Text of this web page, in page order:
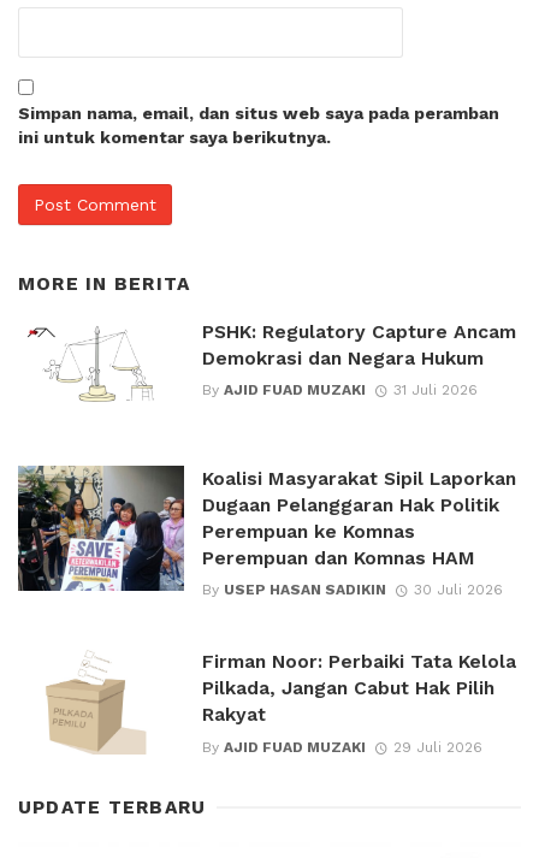
Simpan nama, email, dan situs web saya pada peramban
ini untuk komentar saya berikutnya.
MORE IN BERITA
PSHK: Regulatory Capture Ancam
Demokrasi dan Negara Hukum
By AJID FUAD MUZAKI 31 Juli 2026
Koalisi Masyarakat Sipil Laporkan
Dugaan Pelanggaran Hak Politik
Perempuan ke Komnas
Perempuan dan Komnas HAM
By USEP HASAN SADIKIN 30 Juli 2026
Firman Noor: Perbaiki Tata Kelola
Pilkada, Jangan Cabut Hak Pilih
Rakyat
By AJID FUAD MUZAKI 29 Juli 2026
UPDATE TERBARU